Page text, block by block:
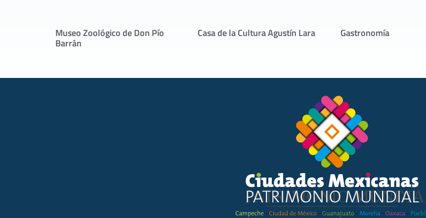
Museo Zoológico de Don Pío
Barrán
Casa de la Cultura Agustín Lara Gastronomía